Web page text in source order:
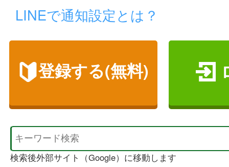
LINEで通知設定とは？
登録する(無料)
検索後外部サイト（Google）に移動します